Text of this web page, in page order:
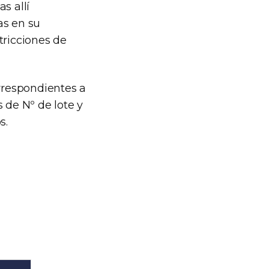
allí
en su
de
a
Nº de lote y